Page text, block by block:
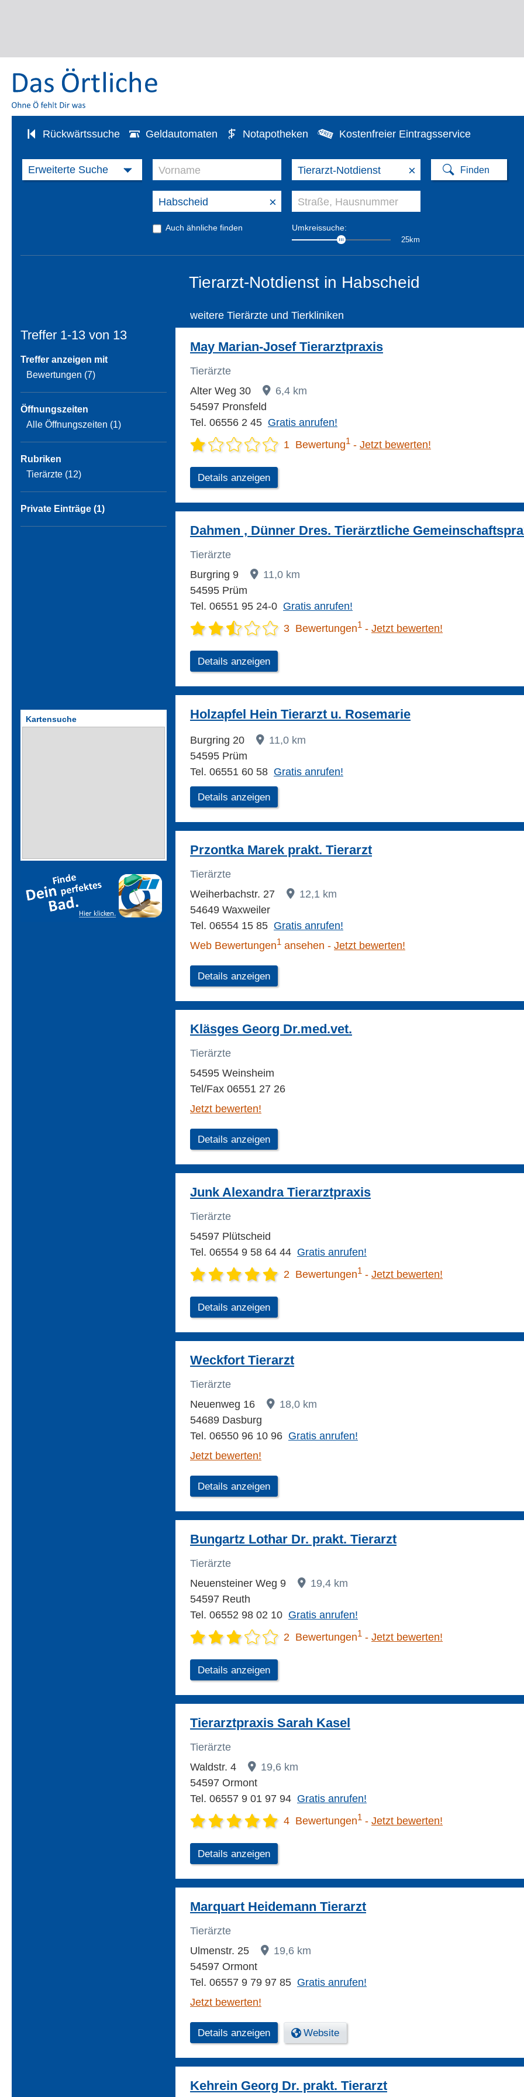
Rückwärtssuche Geldautomaten Notapotheken Kostenfreier Eintragsservice
×
×
Auch ähnliche finden Umkreissuche:
25km
Tierarzt-Notdienst in Habscheid
Treffer 1-13 von 13
Treffer anzeigen mit
Bewertungen (7)
Öffnungszeiten
Alle Öffnungszeiten (1)
Rubriken
Tierärzte (12)
Private Einträge (1)
weitere Tierärzte und Tierkliniken
May Marian-Josef Tierarztpraxis
Tierärzte
Alter Weg 30
6,4 km
54597 Pronsfeld
Tel. 06556 2 45 Gratis anrufen!
1 Bewertung1 Jetzt bewerten!
Details anzeigen
Dahmen , Dünner Dres. Tierärztliche
Tierärzte
Burgring 9
11,0 km
54595 Prüm
Tel. 06551 95 24-0 Gratis anrufen!
3 Bewertungen1 Jetzt bewerten!
Details anzeigen
Holzapfel Hein Tierarzt u. Rosemarie
Burgring 20
11,0 km
54595 Prüm
Tel. 06551 60 58 Gratis anrufen!
Details anzeigen
Przontka Marek prakt. Tierarzt
Tierärzte
Weiherbachstr. 27
12,1 km
54649 Waxweiler
Tel. 06554 15 85 Gratis anrufen!
Web Bewertungen1 ansehen Jetzt bewerten!
Details anzeigen
Kläsges Georg Dr.med.vet.
Tierärzte
54595 Weinsheim
Tel/Fax 06551 27 26
Jetzt bewerten!
Details anzeigen
Junk Alexandra Tierarztpraxis
Tierärzte
54597 Plütscheid
Tel. 06554 9 58 64 44 Gratis anrufen!
2 Bewertungen1 Jetzt bewerten!
Details anzeigen
Weckfort Tierarzt
Tierärzte
Neuenweg 16
18,0 km
54689 Dasburg
Tel. 06550 96 10 96 Gratis anrufen!
Jetzt bewerten!
Details anzeigen
Bungartz Lothar Dr. prakt. Tierarzt
Tierärzte
Neuensteiner Weg 9
19,4 km
54597 Reuth
Tel. 06552 98 02 10 Gratis anrufen!
2 Bewertungen1 Jetzt bewerten!
Details anzeigen
Tierarztpraxis Sarah Kasel
Tierärzte
Waldstr. 4
19,6 km
54597 Ormont
Tel. 06557 9 01 97 94 Gratis anrufen!
4 Bewertungen1 Jetzt bewerten!
Details anzeigen
Marquart Heidemann Tierarzt
Tierärzte
Ulmenstr. 25
19,6 km
54597 Ormont
Tel. 06557 9 79 97 85 Gratis anrufen!
Jetzt bewerten!
Details anzeigen Website
Kehrein Georg Dr. prakt. Tierarzt
Kartensuche